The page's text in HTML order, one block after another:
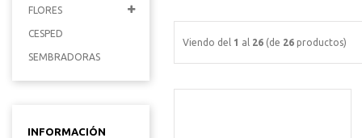
FLORES
CESPED
SEMBRADORAS
INFORMACIÓN
Viendo del 1 al 26 (de 26 productos)